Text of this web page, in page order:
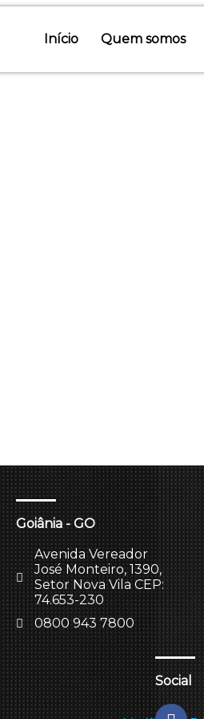
Início Quem somos
Goiânia - GO
Avenida Vereador
José Monteiro, 1390,
Setor Nova Vila CEP:
74.653-230
0800 943 7800
Social